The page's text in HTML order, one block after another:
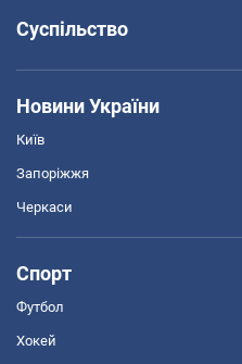
Суспільство
Новини України
Київ
Запоріжжя
Черкаси
Спорт
Футбол
Хокей